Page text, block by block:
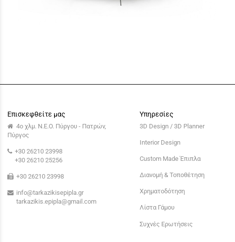
Επισκεφθείτε μας
4ο χλμ. Ν.Ε.Ο. Πύργου - Πατρών,
Πύργος
+30 26210 23998
+30 26210 25256
+30 26210 23998
info@tarkazikisepipla.gr
tarkazikis.epipla@gmail.com
Υπηρεσίες
3D Design / 3D Planner
Interior Design
Custom Made Έπιπλα
Διανομή & Τοποθέτηση
Χρηματοδότηση
Λίστα Γάμου
Συχνές Ερωτήσεις